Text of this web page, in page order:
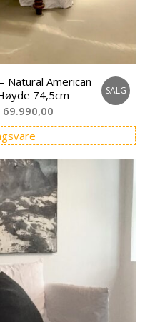
Natural American
74,5cm
69.990,00 Nåværende
pris
er:
kr 69.990,00.
SALG